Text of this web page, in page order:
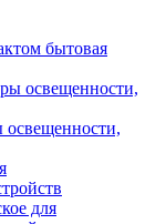
бытовая
освещенности,
для